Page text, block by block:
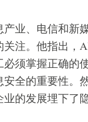
业、电信和新
注。他指出，
须掌握正确的
全的重要性。
的发展埋下了隐